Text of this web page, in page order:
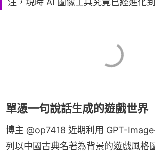
注，現時 AI 圖像工具究竟已經進化
單憑一句說話生成的遊戲世界
博主 @op7418 近期利用 GPT-
列以中國古典名著為背景的遊戲風格